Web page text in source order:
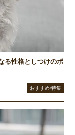
る性格としつけのポ
おすすめ/特集